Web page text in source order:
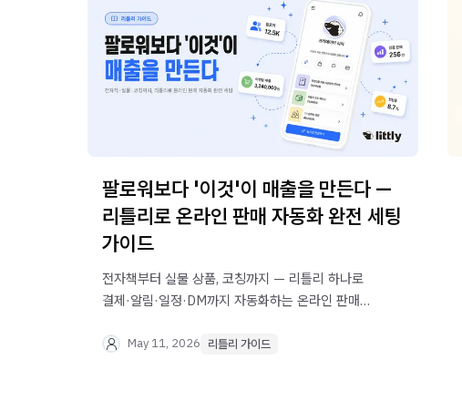
팔로워보다 '이것'이 매출을 만든다 —
리틀리로 온라인 판매 자동화 완전 세팅
가이드
전자책부터 실물 상품, 코칭까지 — 리틀리 하나로
결제·알림·일정·DM까지 자동화하는 온라인 판매
시작하세요.
May 11, 2026 리틀리 가이드